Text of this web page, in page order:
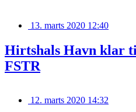
13. marts 2020 12:40
Hirtshals Havn klar
FSTR
12. marts 2020 14:32